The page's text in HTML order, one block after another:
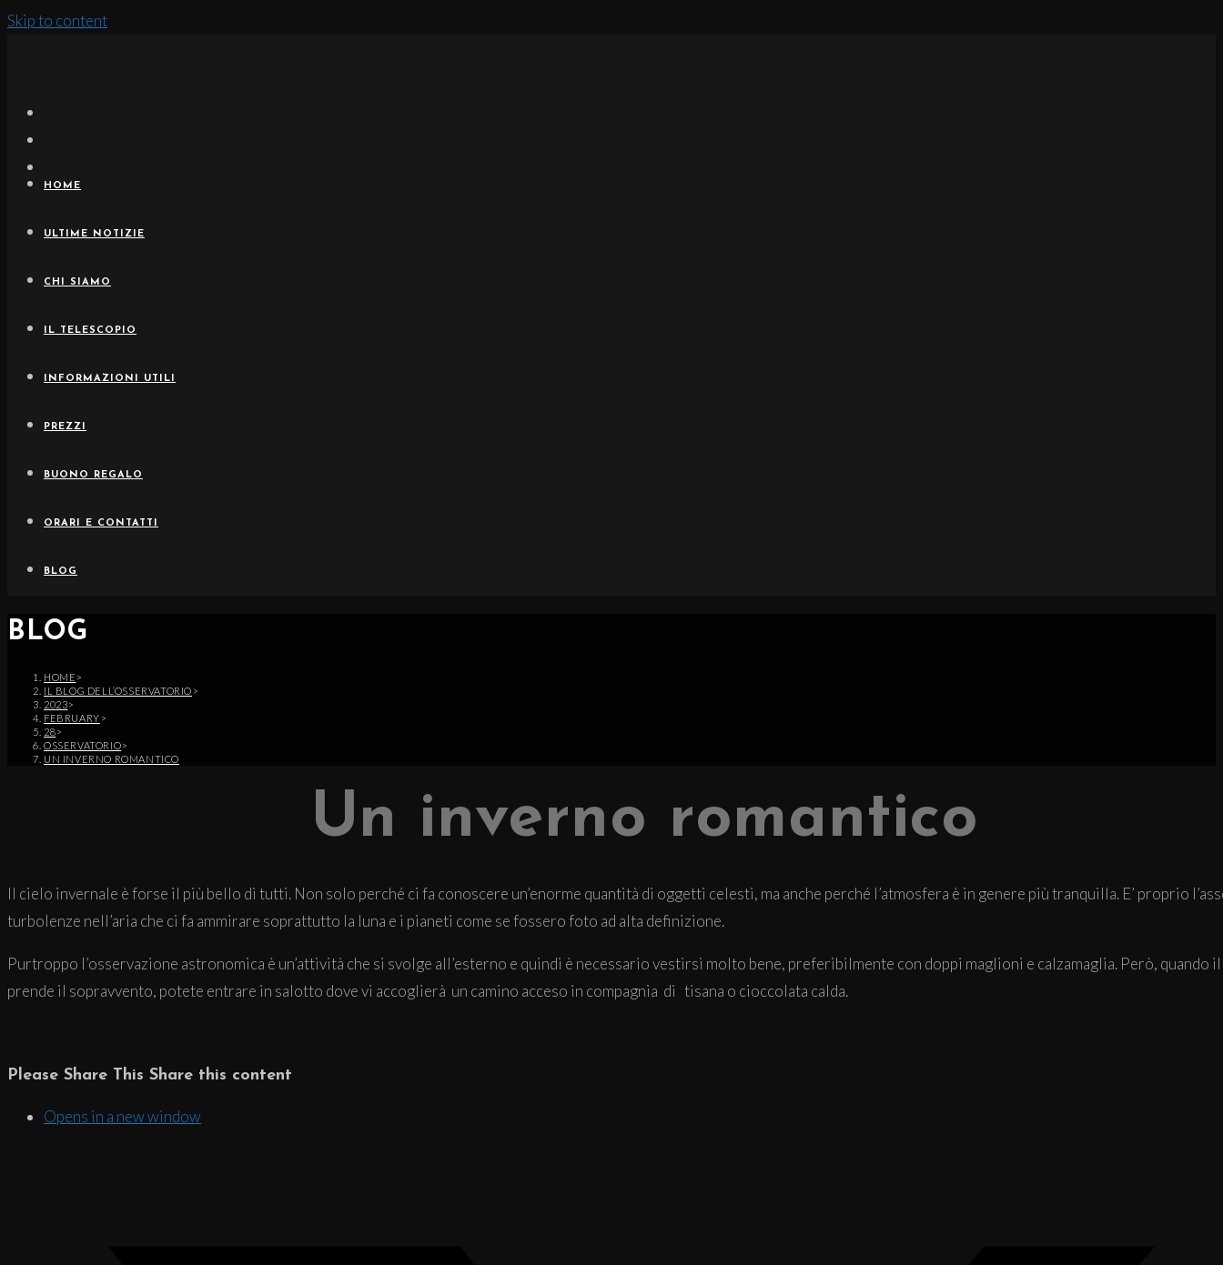
Skip to content
HOME
ULTIME NOTIZIE
CHI SIAMO
IL TELESCOPIO
INFORMAZIONI UTILI
PREZZI
BUONO REGALO
ORARI E CONTATTI
BLOG
BLOG
HOME >
IL BLOG DELL’OSSERVATORIO >
2023>
FEBRUARY >
28>
OSSERVATORIO>
UN INVERNO ROMANTICO
Un inverno romantico
Il cielo invernale è forse il più bello di tutti. Non solo perché ci fa conoscere un’enorme quantità di oggetti celesti, ma anche perché l’atmosfera è in genere più tranquilla. E’ proprio
turbolenze nell’aria che ci fa ammirare soprattutto la luna e i pianeti come se fossero foto ad alta definizione.
Purtroppo l’osservazione astronomica è un’attività che si svolge all’esterno e quindi è necessario vestirsi molto bene, preferibilmente con doppi maglioni e calzamaglia. Però, quando
prende il sopravvento, potete entrare in salotto dove vi accoglierà un camino acceso in compagnia di tisana o cioccolata calda.
Please Share This Share this content
Opens in a new window